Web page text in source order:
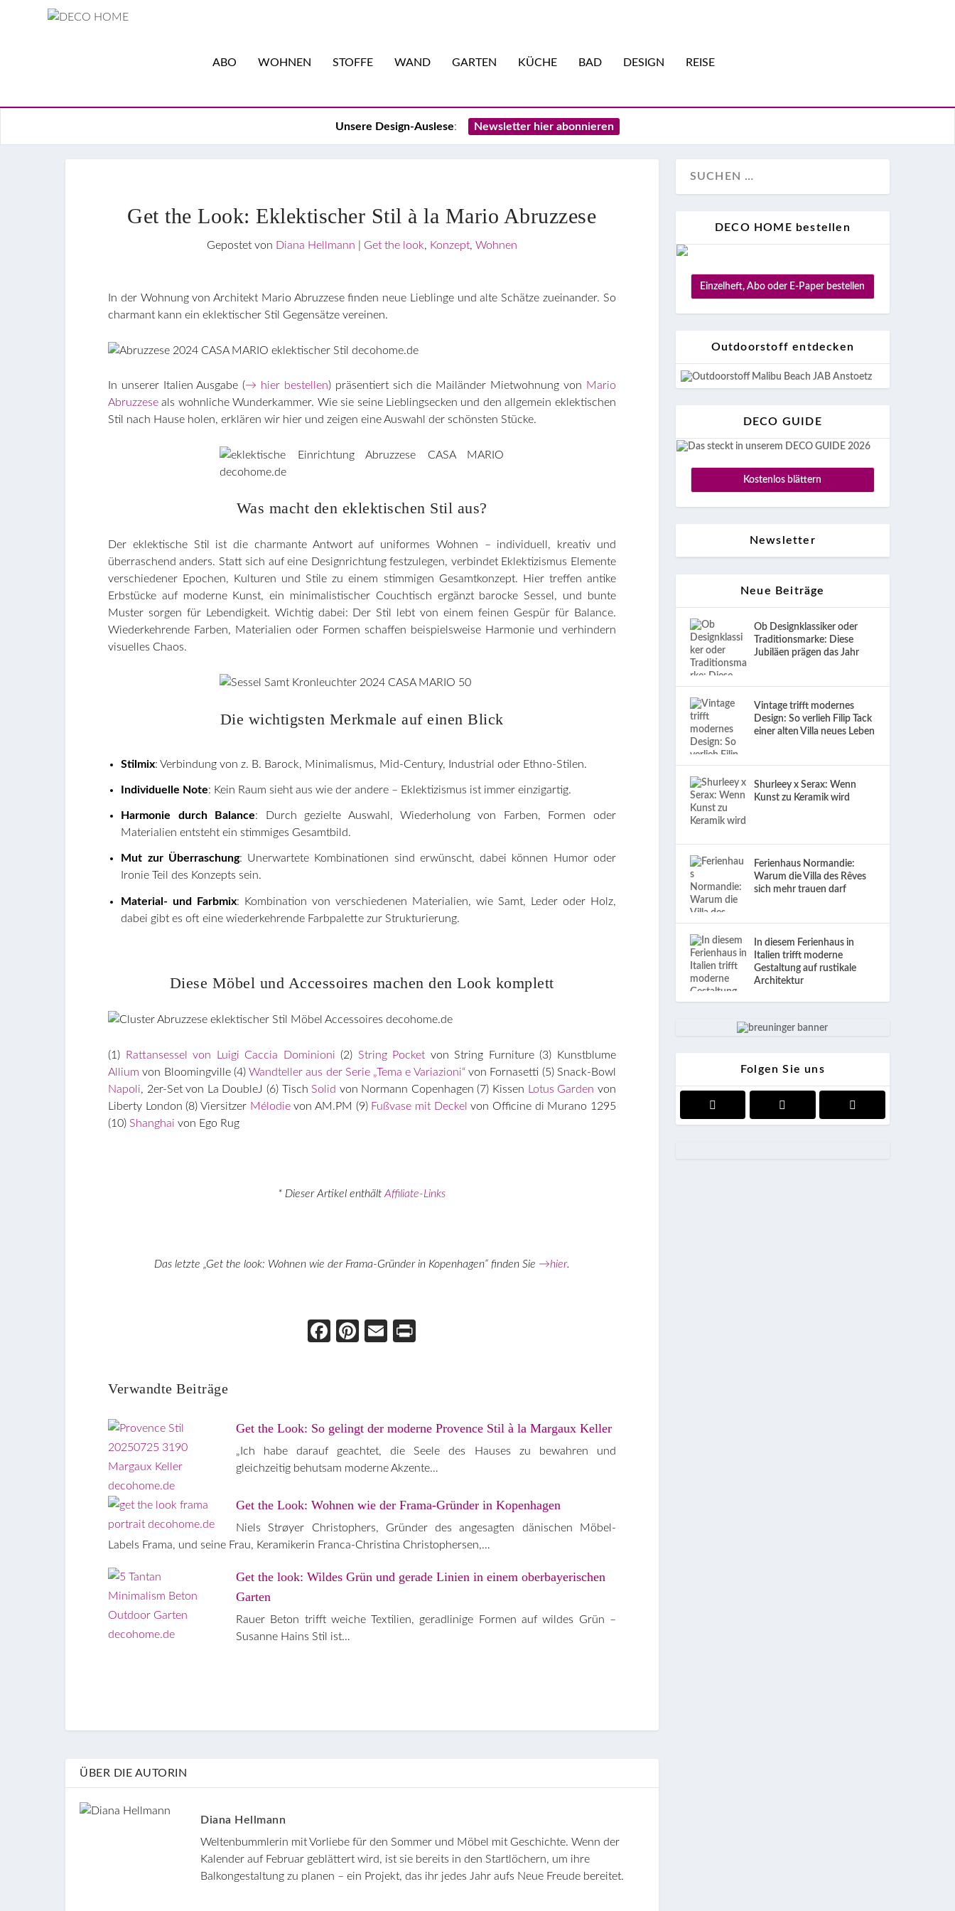
ABO WOHNEN STOFFE WAND GARTEN KÜCHE BAD DESIGN REISE
Unsere Design-Auslese: Newsletter hier abonnieren
Get the Look: Eklektischer Stil à la Mario Abruzzese
Gepostet von Diana Hellmann Get the look, Konzept, Wohnen
In der Wohnung von Architekt Mario Abruzzese finden neue Lieblinge und alte Schätze zueinander. So
charmant kann ein eklektischer Stil Gegensätze vereinen.
In unserer Italien Ausgabe (→ hier bestellen) präsentiert sich die Mailänder Mietwohnung von Mario
Abruzzese als wohnliche Wunderkammer. Wie sie seine Lieblingsecken und den allgemein eklektischen
Stil nach Hause holen, erklären wir hier und zeigen eine Auswahl der schönsten Stücke.
Was macht den eklektischen Stil aus?
Der eklektische Stil ist die charmante Antwort auf uniformes Wohnen – individuell, kreativ und
überraschend anders. Statt sich auf eine Designrichtung festzulegen, verbindet Eklektizismus Elemente
verschiedener Epochen, Kulturen und Stile zu einem stimmigen Gesamtkonzept. Hier treffen antike
Erbstücke auf moderne Kunst, ein minimalistischer Couchtisch ergänzt barocke Sessel, und bunte
Muster sorgen für Lebendigkeit. Wichtig dabei: Der Stil lebt von einem feinen Gespür für Balance.
Wiederkehrende Farben, Materialien oder Formen schaffen beispielsweise Harmonie und verhindern
visuelles Chaos.
Die wichtigsten Merkmale auf einen Blick
Stilmix: Verbindung von z. B. Barock, Minimalismus, Mid-Century, Industrial oder Ethno-Stilen.
Individuelle Note: Kein Raum sieht aus wie der andere – Eklektizismus ist immer einzigartig.
Harmonie durch Balance: Durch gezielte Auswahl, Wiederholung von Farben, Formen oder
Materialien entsteht ein stimmiges Gesamtbild.
Mut zur Überraschung: Unerwartete Kombinationen sind erwünscht, dabei können Humor oder
Ironie Teil des Konzepts sein.
Material- und Farbmix: Kombination von verschiedenen Materialien, wie Samt, Leder oder Holz,
dabei gibt es oft eine wiederkehrende Farbpalette zur Strukturierung.
Diese Möbel und Accessoires machen den Look komplett
(1) Rattansessel von Luigi Caccia Dominioni (2) String Pocket von String Furniture (3) Kunstblume
Allium von Bloomingville (4)Wandteller aus der Serie „Tema e Variazioni“von Fornasetti (5) Snack-Bowl
Napoli, 2er-Set von La DoubleJ (6) TischSolid von Normann Copenhagen (7) Kissen Lotus Garden von
Liberty London (8) Viersitzer Mélodievon AM.PM (9) Fußvase mit Deckel von Officine di Murano 1295
(10) Shanghai von Ego Rug
* Dieser Artikel enthältAffiliate-Links
Das letzte „Get the look: Wohnen wie der Frama-Gründer in Kopenhagen“ finden Sie →hier.
Face
Pint
Ema
Verwandte Beiträge
Get the Look: So gelingt der moderne Provence Stil à la Margaux Keller
„Ich habe darauf geachtet, die Seele des Hauses zu bewahren und
gleichzeitig behutsam moderne Akzente…
Get the Look: Wohnen wie der Frama-Gründer in Kopenhagen
Niels Strøyer Christophers, Gründer des angesagten dänischen Möbel-
Labels Frama, und seine Frau, Keramikerin Franca-Christina Christophersen,…
Get the look: Wildes Grün und gerade Linien in einem oberbayerischen
Garten
Rauer Beton trifft weiche Textilien, geradlinige Formen auf wildes Grün –
Susanne Hains Stil ist…
ÜBER DIE AUTORIN
Diana Hellmann
Weltenbummlerin mit Vorliebe für den Sommer und Möbel mit Geschichte. Wenn der
Kalender auf Februar geblättert wird, ist sie bereits in den Startlöchern, um ihre
Balkongestaltung zu planen – ein Projekt, das ihr jedes Jahr aufs Neue Freude bereitet.
DECO HOME bestellen
Einzelheft, Abo oder E-Paper bestellen
Outdoorstoff entdecken
DECO GUIDE
Kostenlos blättern
Newsletter
Neue Beiträge
Ob Designklassiker oder
Traditionsmarke: Diese
Jubiläen prägen das Jahr
Vintage trifft modernes
Design: So verlieh Filip Tack
einer alten Villa neues Leben
Shurleey x Serax: Wenn
Kunst zu Keramik wird
Ferienhaus Normandie:
Warum die Villa des Rêves
sich mehr trauen darf
In diesem Ferienhaus in
Italien trifft moderne
Gestaltung auf rustikale
Architektur
Folgen Sie uns